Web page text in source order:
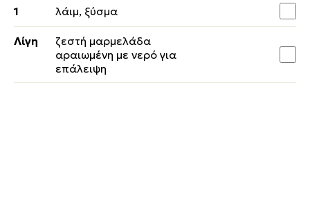
1 λάιμ, ξύσμα
Λίγη
ζεστή μαρμελάδα
αραιωμένη με νερό για
επάλειψη